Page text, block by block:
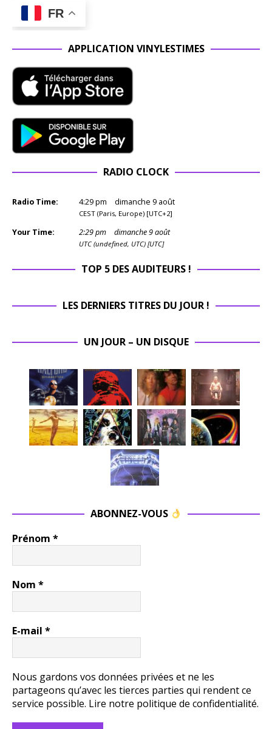
FR
APPLICATION VINYLESTIMES
RADIO CLOCK
Radio Time: 4:29pm dimanche 9 août
CEST (Paris, Europe) [UTC+2]
Your Time: 2:29pm dimanche 9 août
UTC (undefined, UTC) [UTC]
TOP 5 DES AUDITEURS !
LES DERNIERS TITRES DU JOUR !
UN JOUR – UN DISQUE
ABONNEZ-VOUS
Prénom *
Nom *
E-mail *
Nous gardons vos données privées et ne les
partageons qu’avec les tierces parties qui rendent ce
service possible. Lire notre politique de confidentialité.